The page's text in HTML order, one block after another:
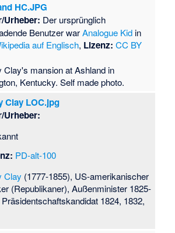
HC.JPG
Urheber: Der ursprünglich
Benutzer warAnalogue Kid in
auf Englisch, Lizenz: CC BY
Clay's mansion at Ashland in
Kentucky. Self made photo.
Clay LOC.jpg
Urheber:
PD-alt-100
Clay (1777-1855), US-amerikanischer
(Republikaner), Außenminister 1825-
Präsidentschaftskandidat 1824, 1832,